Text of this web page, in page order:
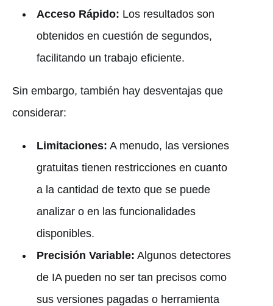
Acceso Rápido: Los resultados son
obtenidos en cuestión de segundos,
facilitando un trabajo eficiente.
Sin embargo, también hay desventajas que
considerar:
Limitaciones: A menudo, las versiones
gratuitas tienen restricciones en cuanto
a la cantidad de texto que se puede
analizar o en las funcionalidades
disponibles.
Precisión Variable: Algunos detectores
de IA pueden no ser tan precisos como
sus versiones pagadas o herramienta